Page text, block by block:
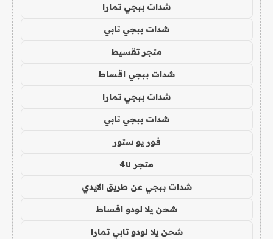
شدات ببجي تمارا
شدات ببجي تابي
متجر تقسيط
شدات ببجي اقساط
شدات ببجي تمارا
شدات ببجي تابي
فور يو ستور
متجر 4u
شدات ببجي عن طريق الايدي
شحن يلا لودو اقساط
شحن يلا لودو تابي تمارا